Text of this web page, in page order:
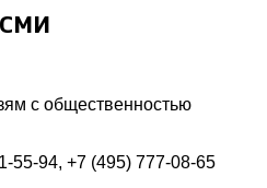
с общественностью
55-94, +7 (495) 777-08-65